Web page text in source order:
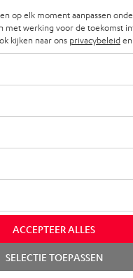
op elk moment aanpassen
met werking voor de toekomst
kijken naar ons privacybeleid
ACCEPTEER ALLES
SELECTIE TOEPASSEN